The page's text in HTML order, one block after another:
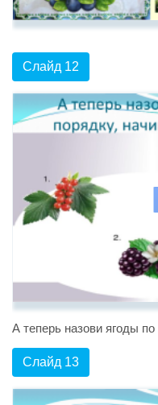
Слайд 12
А теперь назови ягоды
Слайд 13